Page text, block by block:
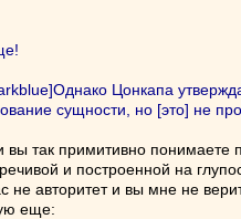
Цонкапа
сущности, но [это] не
вы так примитивно понимаете
и построенной на
не авторитет и вы мне не
еще: